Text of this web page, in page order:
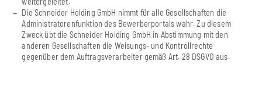
Die Schneider Holding GmbH nimmt für alle Gesellschaften die
Administratorenfunktion des Bewerberportals wahr. Zu diesem
Zweck übt die Schneider Holding GmbH in Abstimmung mit den
anderen Gesellschaften die Weisungs- und Kontrollrechte
gegenüber dem Auftragsverarbeiter gemäß Art. 28 DSGVO aus.